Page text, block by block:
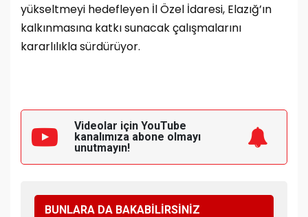
yükseltmeyi hedefleyen İl Özel İdaresi, Elazığ’ın
kalkınmasına katkı sunacak çalışmalarını
kararlılıkla sürdürüyor.
Videolar için YouTube
kanalımıza abone olmayı
unutmayın!
BUNLARA DA BAKABİLİRSİNİZ